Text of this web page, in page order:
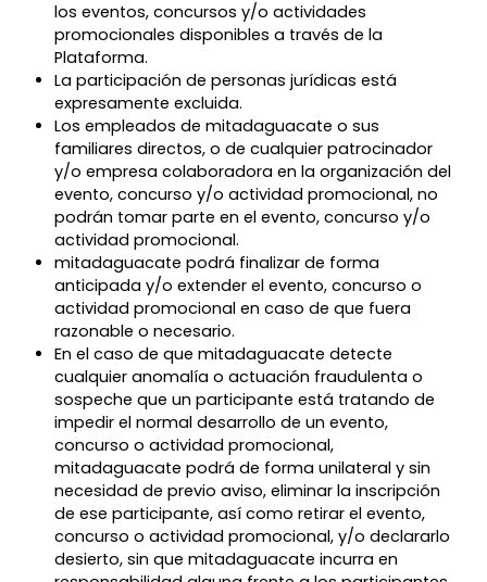
los eventos, concursos y/o actividades
promocionales disponibles a través de la
Plataforma.
La participación de personas jurídicas está
expresamente excluida.
Los empleados de mitadaguacate o sus
familiares directos, o de cualquier patrocinador
y/o empresa colaboradora en la organización del
evento, concurso y/o actividad promocional, no
podrán tomar parte en el evento, concurso y/o
actividad promocional.
mitadaguacate podrá finalizar de forma
anticipada y/o extender el evento, concurso o
actividad promocional en caso de que fuera
razonable o necesario.
En el caso de que mitadaguacate detecte
cualquier anomalía o actuación fraudulenta o
sospeche que un participante está tratando de
impedir el normal desarrollo de un evento,
concurso o actividad promocional,
mitadaguacate podrá de forma unilateral y sin
necesidad de previo aviso, eliminar la inscripción
de ese participante, así como retirar el evento,
concurso o actividad promocional, y/o declararlo
desierto, sin que mitadaguacate incurra en